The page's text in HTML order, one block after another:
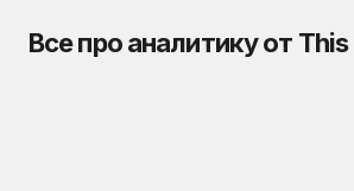
Все про аналитику от This